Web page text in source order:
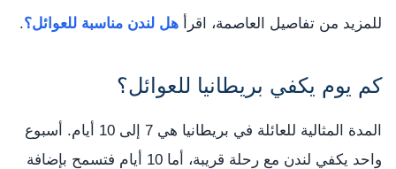
للمزيد من تفاصيل العاصمة، اقرأ هل لندن مناسبة للعوائل؟.
كم يوم يكفي بريطانيا للعوائل؟
المدة المثالية للعائلة في بريطانيا هي 7 إلى 10 أيام. أسبوع
واحد يكفي لندن مع رحلة قريبة، أما 10 أيام فتسمح بإضافة